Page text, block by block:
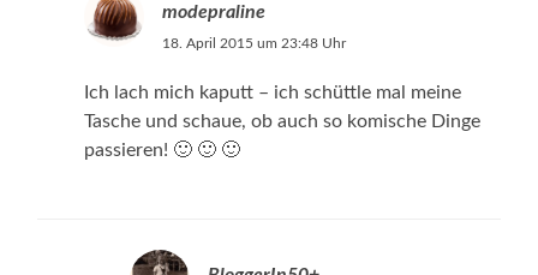
modepraline
18. April 2015 um 23:48 Uhr
Ich lach mich kaputt – ich schüttle mal meine
Tasche und schaue, ob auch so komische Dinge
passieren! 🙂 🙂 🙂